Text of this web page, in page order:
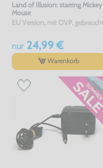
Land of Illusion: starring Mickey
Mouse
EU Version, mit OVP,
nur24,99 €
Warenkorb